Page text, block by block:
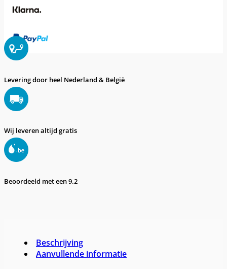
Levering door heel Nederland & België
Wij leveren altijd gratis
Beoordeeld met een 9.2
Beschrijving
Aanvullende informatie